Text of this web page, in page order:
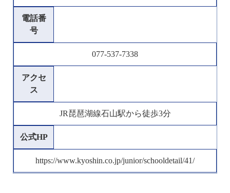
電話番
号
077-537-7338
アクセ
ス
JR琵琶湖線石山駅から徒歩3分
公式HP
https://www.kyoshin.co.jp/junior/schooldetail/41/